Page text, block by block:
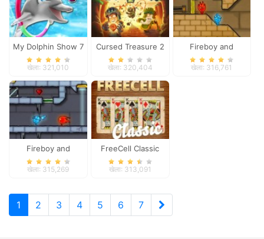
My Dolphin Show 7
खेला: 321,010
Cursed Treasure 2
खेला: 320,404
Fireboy and
Watergirl 2
खेला: 316,761
Fireboy and
Watergirl 3
खेला: 315,269
FreeCell Classic
खेला: 313,091
1 2 3 4 5 6 7